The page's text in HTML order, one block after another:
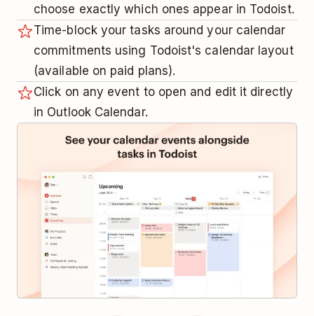
choose exactly which ones appear in Todoist.
Time-block your tasks around your calendar
commitments using Todoist's calendar layout
(available on paid plans).
Click on any event to open and edit it directly
in Outlook Calendar.